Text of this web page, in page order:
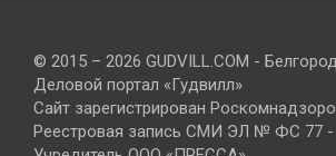
© 2015 – 2026 GUDVILL.COM -
Деловой портал «Гудвилл»
Сайт зарегистрирован
Реестровая запись СМИ ЭЛ № ФС 77 -